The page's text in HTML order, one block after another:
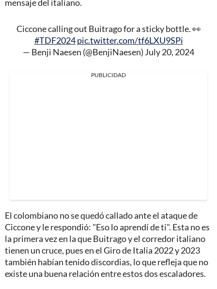
mensaje del italiano.
Ciccone calling out Buitrago for a sticky bottle. 👀
#TDF2024 pic.twitter.com/tf6LXU9SPi
— Benji Naesen (@BenjiNaesen) July 20, 2024
PUBLICIDAD
El colombiano no se quedó callado ante el ataque de
Ciccone y le respondió: "Eso lo aprendí de ti". Esta no es
la primera vez en la que Buitrago y el corredor italiano
tienen un cruce, pues en el Giro de Italia 2022 y 2023
también habían tenido discordias, lo que refleja que no
existe una buena relación entre estos dos escaladores.